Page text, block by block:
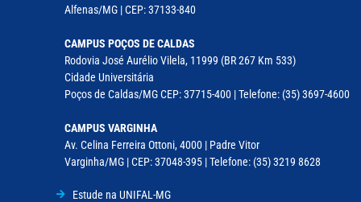
Alfenas/MG | CEP: 37133-840
CAMPUS POÇOS DE CALDAS
Rodovia José Aurélio Vilela, 11999 (BR 267 Km 533)
Cidade Universitária
Poços de Caldas/MG CEP: 37715-400 | Telefone: (35) 3697-4600
CAMPUS VARGINHA
Av. Celina Ferreira Ottoni, 4000 | Padre Vitor
Varginha/MG | CEP: 37048-395 | Telefone: (35) 3219 8628
Estude na UNIFAL-MG